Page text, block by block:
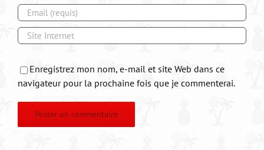
Enregistrez mon nom, e-mail et site Web dans ce
navigateur pour la prochaine fois que je commenterai.